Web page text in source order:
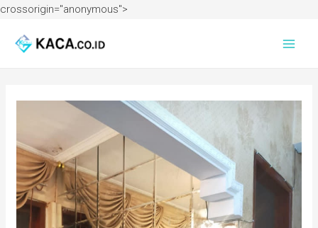
crossorigin="anonymous">